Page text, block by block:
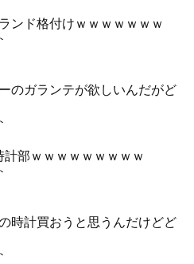
ンド格付けｗｗｗｗｗｗｗ
のガランテが欲しいんだがど
計部ｗｗｗｗｗｗｗｗｗ
時計買おうと思うんだけどど